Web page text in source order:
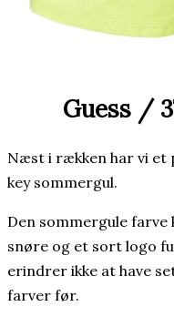
Guess /
Næst i rækken har vi et
key sommergul.
Den sommergule
snøre og et sort logo
erindrer ikke at have
farver før.